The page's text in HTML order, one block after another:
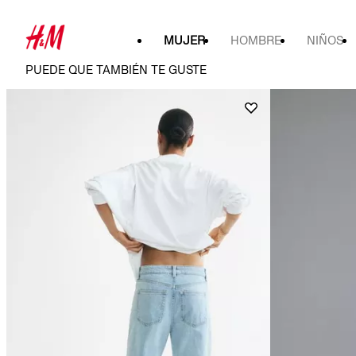
MUJER HOMBRE NIÑOS
PUEDE QUE TAMBIÉN TE GUSTE